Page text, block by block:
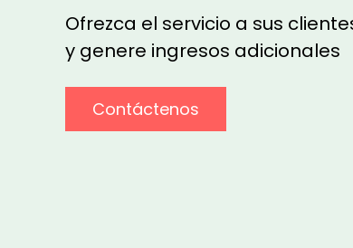
Ofrezca el servicio a sus
y genere ingresos adicionales
Contáctenos